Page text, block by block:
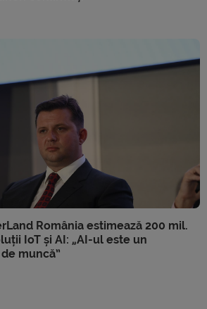
România estimează 200 mil.
IoT și AI: „AI-ul este un
muncă”